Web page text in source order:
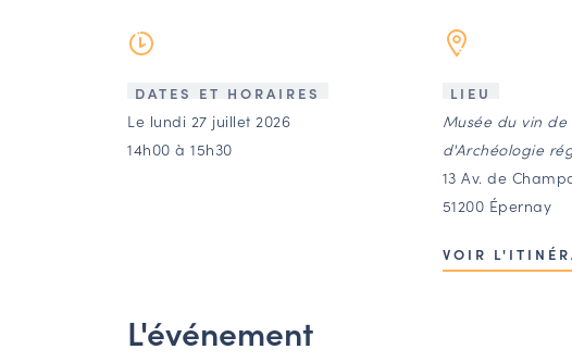
DATES ET HORAIRES
Le lundi 27 juillet 2026
14h00 à 15h30
LIEU
Musée du vin
d'Archéologie
13 Av. de
51200 Épernay
VOIR
L'événement